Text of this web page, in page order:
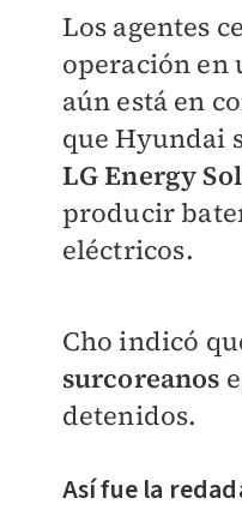
Los agentes
operación en
aún está en
que Hyundai
LG Energy
producir
eléctricos.
Cho indicó
surcoreanos
detenidos.
Así fue la